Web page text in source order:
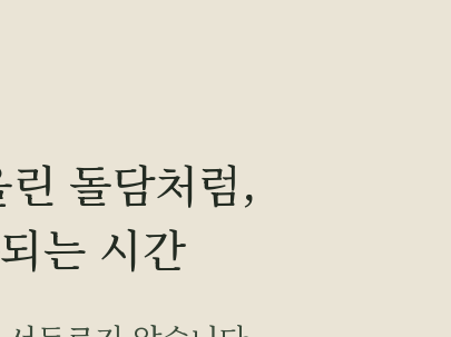
돌담처럼,
는 시간